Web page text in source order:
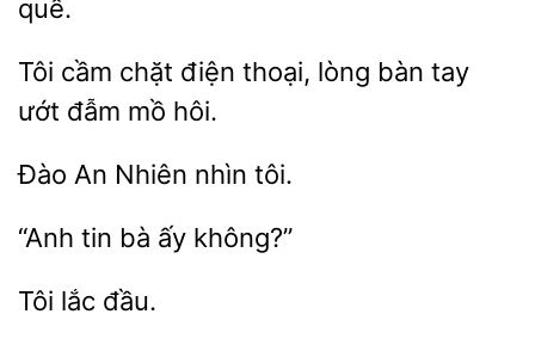
Tôi cầm chặt điện thoại, lòng
tay
ướt
mồ
An nhìn
“Anh bà